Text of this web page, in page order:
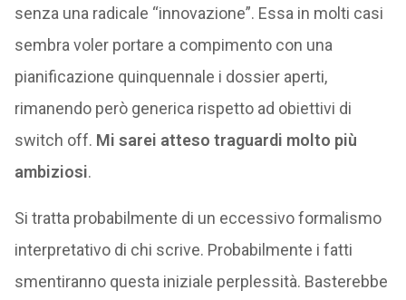
senza una radicale “innovazione”. Essa in molti casi
sembra voler portare a compimento con una
pianificazione quinquennale i dossier aperti,
rimanendo però generica rispetto ad obiettivi di
switch off. Mi sarei atteso traguardi molto più
ambiziosi.
Si tratta probabilmente di un eccessivo formalismo
interpretativo di chi scrive. Probabilmente i fatti
smentiranno questa iniziale perplessità. Basterebbe